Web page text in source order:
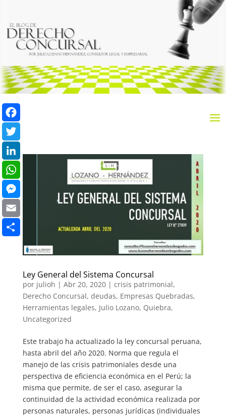
Ley General del Sistema Concursal
por julioh | Abr 20, 2020| crisis patrimonial,
Derecho Concursal, deudas, Empresas Quebradas,
Herramientas legales, Julio Lozano, Quiebra,
Uncategorized
Este trabajo ha actualizado la ley concursal peruana,
hasta abril del año 2020. Norma que regula el
manejo de las crisis patrimoniales desde una
perspectiva de eficiencia económica en el Perú; la
misma que permite, de ser el caso, asegurar la
continuidad de la actividad económica realizada por
personas naturales, personas jurídicas (individuales
Facebook
Twitter
LinkedIn
WhatsApp
Messenger
Email
Compartir